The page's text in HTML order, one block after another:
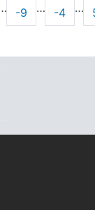
Page
-9 … Page
-4 …